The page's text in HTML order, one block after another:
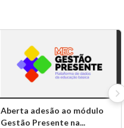
Aberta adesão ao módulo
Gestão Presente na...